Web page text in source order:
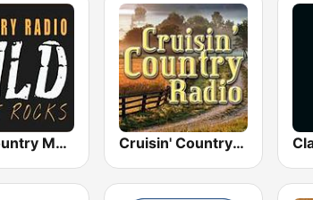
Wild Country Music Radio Cruisin' Country Radio